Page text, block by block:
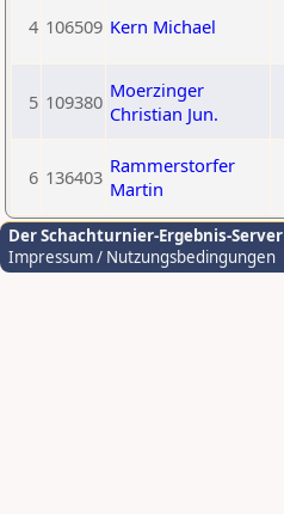
4 106509 Kern Michael
5 109380 Moerzinger
Christian Jun.
6 136403 Rammerstorfer
Martin
Der Schachturnier-Ergebnis-Server
Impressum / Nutzungsbedingungen